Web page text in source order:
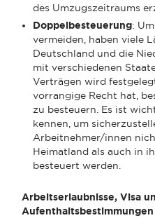
des Umzugszeitraums
Doppelbesteuerung:
vermeiden, haben viele
Deutschland und die
mit verschiedenen
Verträgen wird
vorrangige Recht hat,
zu besteuern. Es ist
kennen, um
Arbeitnehmer/innen
Heimatland als auch in
besteuert werden.
Arbeitserlaubnisse, Visa
Aufenthaltsbestimmungen